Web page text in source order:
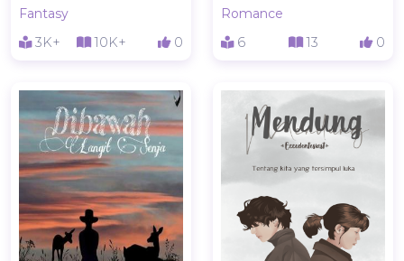
Fantasy
3K+
10K+ 0
Romance
6
13 0